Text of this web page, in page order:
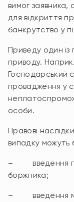
вимог заявника,
для відкриття
банкрутство у
Приведу один із
приводу.
Господарський
провадження у
особи.
Правові
випадку можуть
– введення
боржника;
– введення